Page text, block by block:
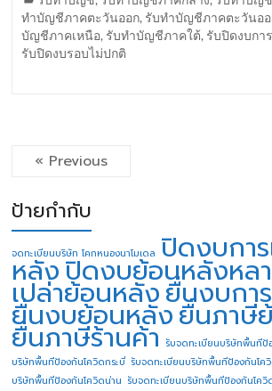
ทำบัญชีภาคตะวันออก, รับทำบัญชีภาคตะวันออ
บัญชีภาคเหนือ, รับทำบัญชีภาคใต้, รับปิดงบกา
รับปิดงบรอบไม่ปกติ
« Previous
ป้ายกำกับ
จดทะเบียนบริษัท โคกหนองนาโมเดล ปิดงบกา
หลังปิดงบย้อนหลังหล
เปล่าย้อนหลังยื่นงบกา
ยื่นงบย้อนหลังยื่นภาษี
ยื่นภาษีร้านค้า รับจดทะเบียนบริษัทพื้นทีป้
บริษัทพื้นทีป้องกันโควิดกระบี่ รับจดทะเบียนบริษัทพื้นทีป้องกันโค
บริษัทพื้นทีป้องกันโควิดน่าน รับจดทะเบียนบริษัทพื้นทีป้องกันโควิ